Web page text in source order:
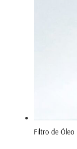
Filtro de Óleo